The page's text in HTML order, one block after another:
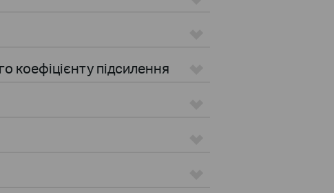
коефіцієнту підсилення